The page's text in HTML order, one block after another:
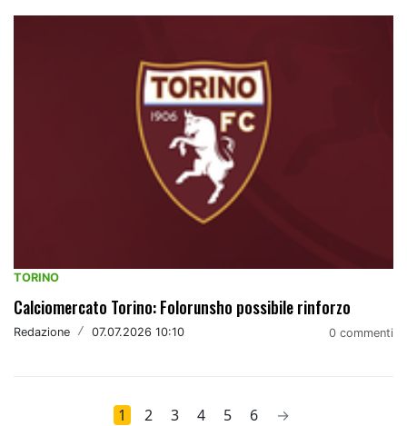
TORINO
Calciomercato Torino: Folorunsho possibile rinforzo
Redazione / 07.07.2026 10:10 0 commenti
1 2 3 4 5 6 →